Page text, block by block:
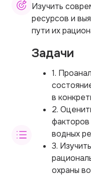
Изучить
ресурсов и
пути их
Задачи
1.
в
2.
факторов
водных
3.
охраны